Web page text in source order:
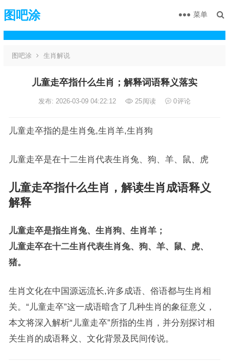
图吧涂 菜单
图吧涂 生肖解说
儿童走卒指什么生肖；解释词语释义落实
发布: 2026-03-09 04:22:12 25阅读 0评论
儿童走卒指的是生肖兔,生肖羊,生肖狗
儿童走卒是在十二生肖代表生肖兔、狗、羊、鼠、虎
儿童走卒指什么生肖，解读生肖成语释义
解释
儿童走卒是指生肖兔、生肖狗、生肖羊；
儿童走卒在十二生肖代表生肖兔、狗、羊、鼠、虎、
猪。
生肖文化在中国源远流长,许多成语、俗语都与生肖相
关。“儿童走卒”这一成语暗含了几种生肖的象征意义，
本文将深入解析“儿童走卒”所指的生肖，并分别探讨相
关生肖的成语释义、文化背景及民间传说。